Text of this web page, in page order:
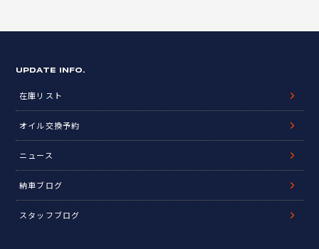
UPDATE INFO.
在庫リスト
オイル交換予約
ニュース
納車ブログ
スタッフブログ